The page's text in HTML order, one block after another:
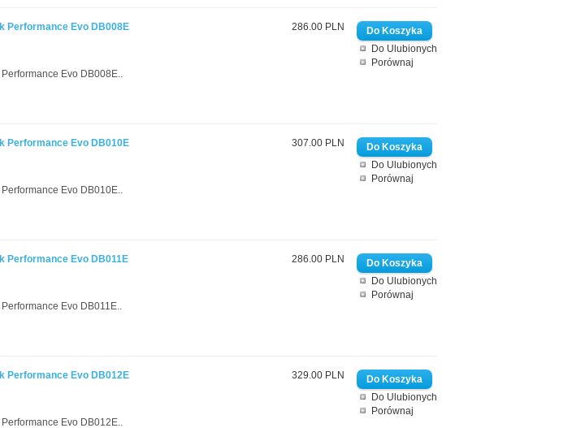
Do Ulubionych
Porównaj
286.00 PLN
Performance Evo DB008E
Evo DB008E..
Do Ulubionych
Porównaj
307.00 PLN
Performance Evo DB010E
Evo DB010E..
Do Ulubionych
Porównaj
286.00 PLN
Performance Evo DB011E
Evo DB011E..
Do Ulubionych
Porównaj
329.00 PLN
Performance Evo DB012E
Evo DB012E..